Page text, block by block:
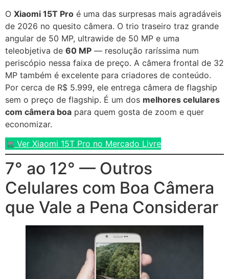
O Xiaomi 15T Pro é uma das surpresas mais agradáveis
de 2026 no quesito câmera. O trio traseiro traz grande
angular de 50 MP, ultrawide de 50 MP e uma
teleobjetiva de 60 MP — resolução raríssima num
periscópio nessa faixa de preço. A câmera frontal de 32
MP também é excelente para criadores de conteúdo.
Por cerca de R$ 5.999, ele entrega câmera de flagship
sem o preço de flagship. É um dos melhores celulares
com câmera boa para quem gosta de zoom e quer
economizar.
Ver Xiaomi 15T Pro no Mercado Livre
7° ao 12° — Outros
Celulares com Boa Câmera
que Vale a Pena Considerar